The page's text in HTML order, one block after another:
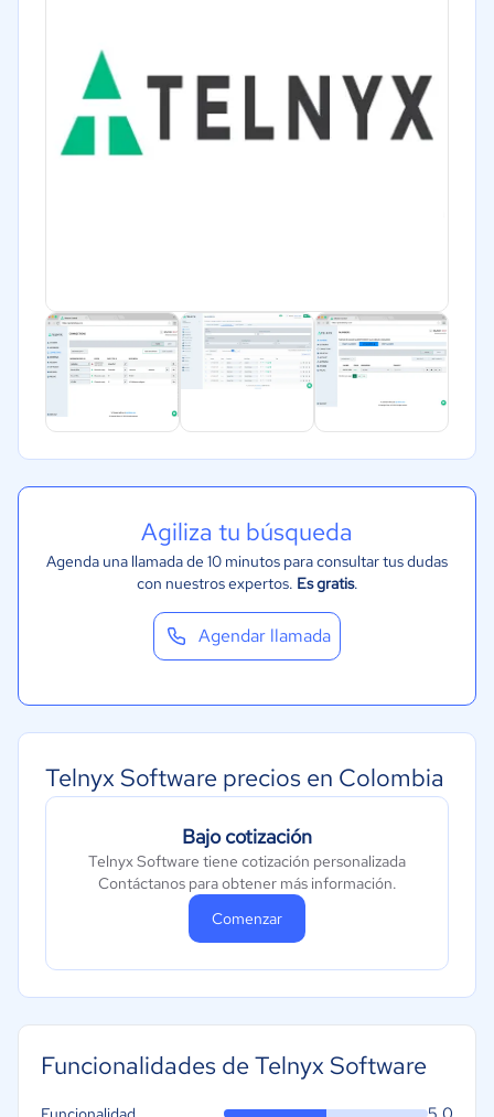
Agiliza tu búsqueda
Agenda una llamada de 10 minutos para consultar tus dudas
con nuestros expertos. Es gratis.
Agendar llamada
Telnyx Software precios en Colombia
Bajo cotización
Telnyx Software tiene cotización personalizada
Contáctanos para obtener más información.
Comenzar
Funcionalidades de Telnyx Software